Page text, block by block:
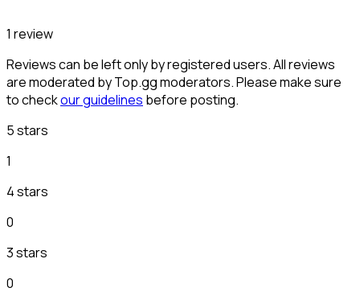
1 review
Reviews can be left only by registered users. All reviews
are moderated by Top.gg moderators. Please make sure
to checkour guidelines before posting.
5 stars
1
4 stars
0
3 stars
0